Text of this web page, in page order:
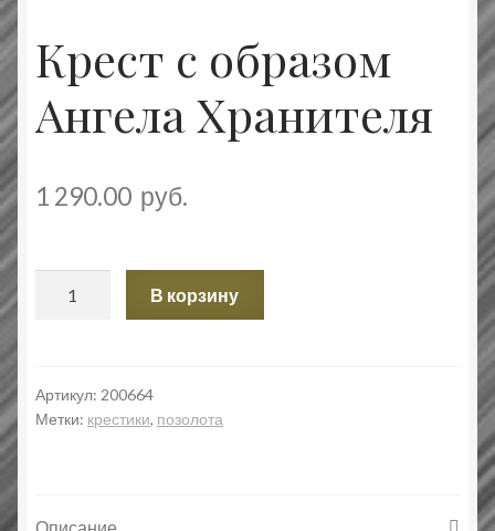
Крест с образом
Ангела Хранителя
1 290.00 руб.
образом
Ангела
В корзину
Артикул: 200664
Метки: крестики, позолота